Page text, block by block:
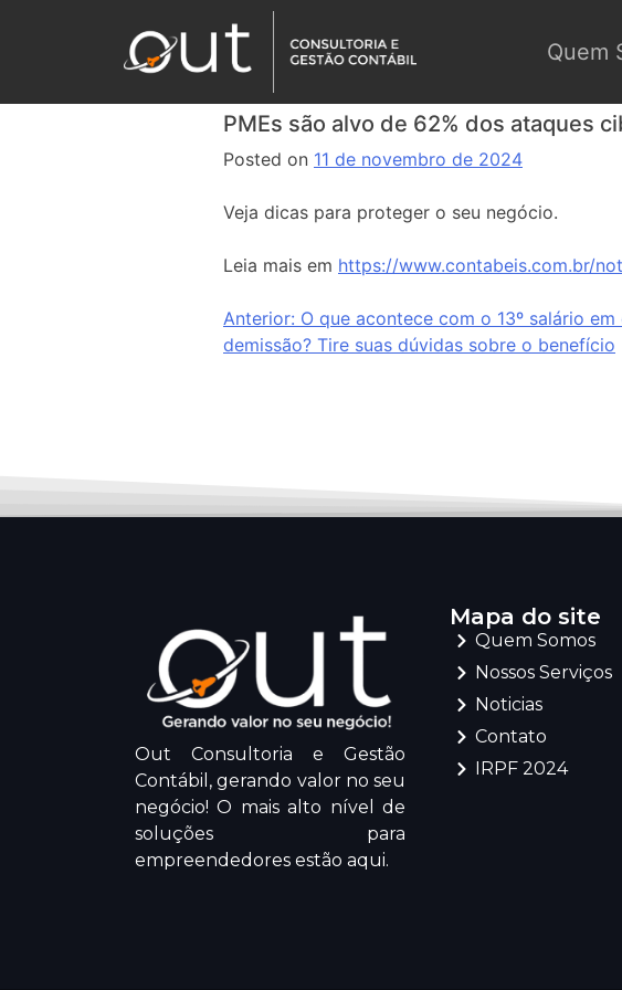
Quem
PMEs são alvo de 62% dos ataques
Posted on 11 de novembro de 2024
Veja dicas para proteger o seu negócio.
Leia mais em https://www.contabeis.com.br/
Anterior: O que acontece com o 13º salário em
demissão? Tire suas dúvidas sobre o benefício
Out Consultoria e Gestão
Contábil, gerando valor no seu
negócio! O mais alto nível de
soluções para
empreendedores estão aqui.
Mapa do site
Quem Somos
Nossos Serviços
Noticias
Contato
IRPF 2024